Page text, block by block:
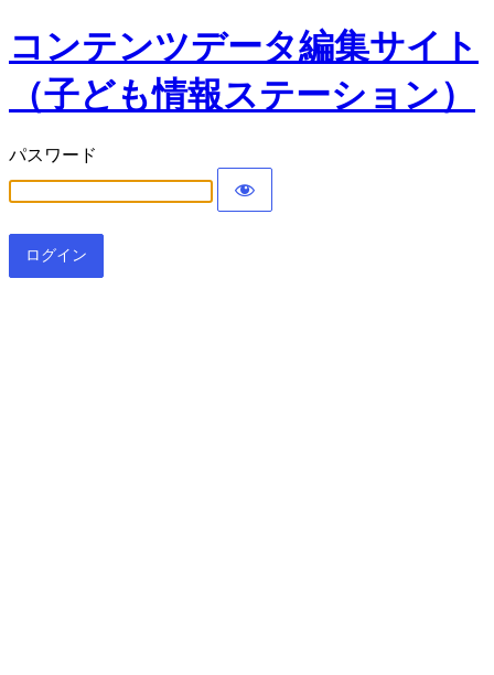
コンテンツデータ編集サイト
（子ども情報ステーション）
パスワード